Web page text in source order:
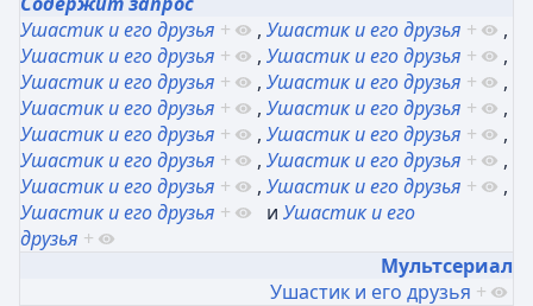
Ушастик и его друзья + , Ушастик и его друзья +
,
Ушастик и его друзья + , Ушастик и его друзья +
,
Ушастик и его друзья + , Ушастик и его друзья +
,
Ушастик и его друзья + , Ушастик и его друзья +
,
Ушастик и его друзья + , Ушастик и его друзья +
,
Ушастик и его друзья + , Ушастик и его друзья +
,
Ушастик и его друзья + , Ушастик и его друзья +
,
Ушастик и его друзья + и Ушастик и его
друзья +
Мультсериал
Ушастик и его друзья +